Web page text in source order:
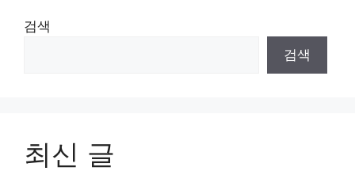
검색
검색
최신 글